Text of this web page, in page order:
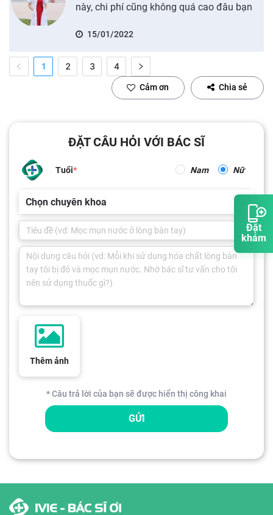
Đặt
khám
này, chi phí cũng không quá cao đâu bạn
15/01/2022
1 2 3 4
Cảm ơn Chia sẻ
ĐẶT CÂU HỎI VỚI BÁC SĨ
Tuổi Nam Nữ
Chọn chuyên khoa
Thêm ảnh
* Câu trả lời của bạn sẽ được hiển thị công khai
GỬI